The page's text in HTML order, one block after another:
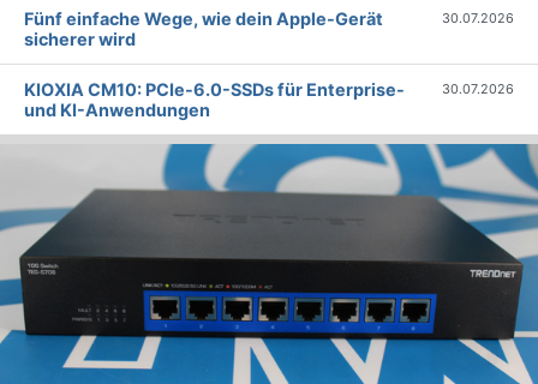
Fünf einfache Wege, wie dein Apple-Gerät
sicherer wird
30.07.2026
KIOXIA CM10: PCIe-6.0-SSDs für Enterprise-
und KI-Anwendungen
30.07.2026